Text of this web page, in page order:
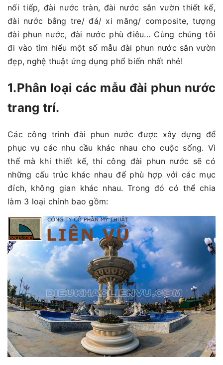
nối tiếp, đài nước tràn, đài nước sân vườn thiết kế,
đài nước bằng tre/ đá/ xi măng/ composite, tượng
đài phun nước, đài nước phù điêu... Cùng chúng tôi
đi vào tìm hiểu một số mẫu đài phun nước sân vườn
đẹp, nghệ thuật ứng dụng phổ biến nhất nhé!
1.Phân loại các mẫu đài phun nước
trang trí.
Các công trình đài phun nước được xây dựng để
phục vụ các nhu cầu khác nhau cho cuộc sống. Vì
thế mà khi thiết kế, thi công đài phun nước sẽ có
những cấu trúc khác nhau để phù hợp với các mục
đích, không gian khác nhau. Trong đó có thể chia
làm 3 loại chính bao gồm: